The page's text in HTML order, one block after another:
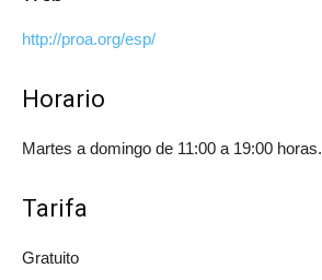
http://proa.org/esp/
Horario
Martes a domingo de 11:00 a 19:00 horas.
Tarifa
Gratuito